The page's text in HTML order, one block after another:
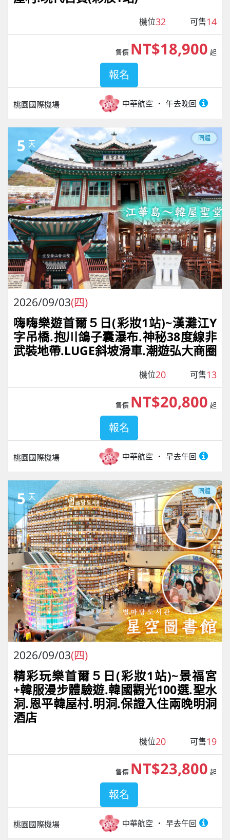
機位32 可售14
桃園國際機場 中華航空 午去晚回
售價 NT$18,900 起
報名
5 天
團體
2026/09/03(四)
嗨嗨樂遊首爾５日(彩妝1站)~漢灘江Y
字吊橋.抱川鴿子囊瀑布.神秘38度線非
武裝地帶.LUGE斜坡滑車.潮遊弘大商圈
機位20 可售13
桃園國際機場 中華航空 早去午回
售價 NT$20,800 起
報名
5 天
團體
2026/09/03(四)
精彩玩樂首爾５日(彩妝1站)~景福宮
+韓服漫步體驗遊.韓國觀光100選.聖水
洞.恩平韓屋村.明洞.保證入住兩晚明洞
酒店
機位20 可售19
桃園國際機場 中華航空 早去午回
售價 NT$23,800 起
報名